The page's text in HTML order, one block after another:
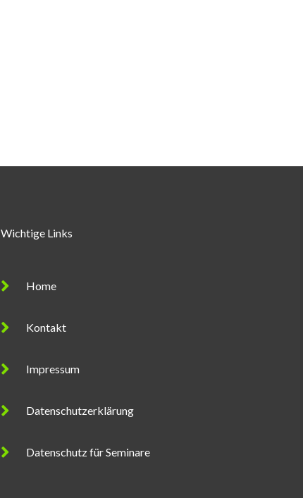
Wichtige Links
Home
Kontakt
Impressum
Datenschutzerklärung
Datenschutz für Seminare